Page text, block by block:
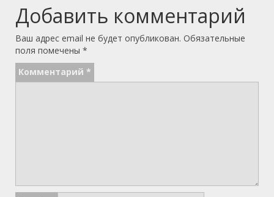
Добавить комментарий
Ваш адрес email не будет опубликован. Обязательные
поля помечены *
Комментарий *